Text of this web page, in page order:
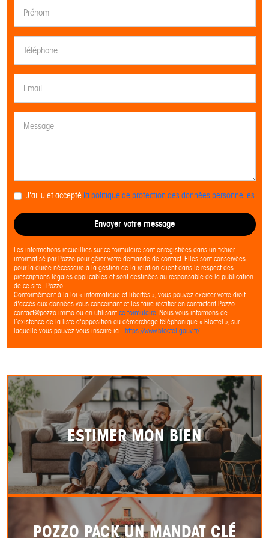
J'ai lu et accepté la politique de protection des données personnelles
Envoyer votre message
Les informations recueillies sur ce formulaire sont enregistrées dans un fichier
informatisé par Pozzo pour gérer votre demande de contact. Elles sont conservées
pour la durée nécessaire à la gestion de la relation client dans le respect des
prescriptions légales applicables et sont destinées au responsable de la publication
de ce site : Pozzo.
Conformément à la loi « informatique et libertés », vous pouvez exercer votre droit
d'accès aux données vous concernant et les faire rectifier en contactant Pozzo
contact@pozzo.immo ou en utilisant ce formulaire. Nous vous informons de
l’existence de la liste d'opposition au démarchage téléphonique « Bloctel », sur
laquelle vous pouvez vous inscrire ici : https://www.bloctel.gouv.fr/
ESTIMER MON BIEN
POZZO PACK UN MANDAT CLÉ